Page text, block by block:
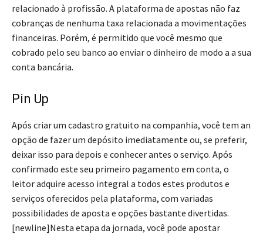
relacionado à profissão. A plataforma de apostas não faz
cobranças de nenhuma taxa relacionada a movimentações
financeiras. Porém, é permitido que você mesmo que
cobrado pelo seu banco ao enviar o dinheiro de modo a a sua
conta bancária.
Pin Up
Após criar um cadastro gratuito na companhia, você tem an
opção de fazer um depósito imediatamente ou, se preferir,
deixar isso para depois e conhecer antes o serviço. Após
confirmado este seu primeiro pagamento em conta, o
leitor adquire acesso integral a todos estes produtos e
serviços oferecidos pela plataforma, com variadas
possibilidades de aposta e opções bastante divertidas.
[newline]Nesta etapa da jornada, você pode apostar